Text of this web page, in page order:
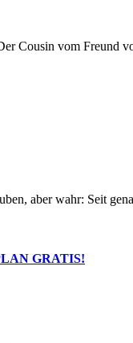
vom Freund
aber wahr: Seit
GRATIS!